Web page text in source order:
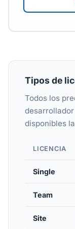
Tipos de
Todos los
disponibles
LICENCIA
Single
Team
Site